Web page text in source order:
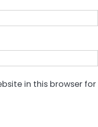
in this browser for